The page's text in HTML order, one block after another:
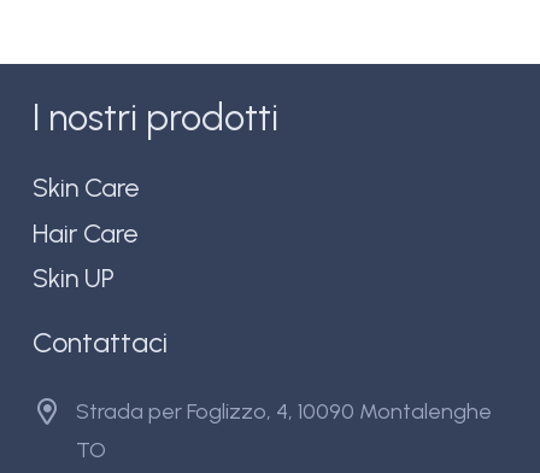
I nostri prodotti
Skin Care
Hair Care
Skin UP
Contattaci
Strada per Foglizzo, 4, 10090 Montalenghe
TO